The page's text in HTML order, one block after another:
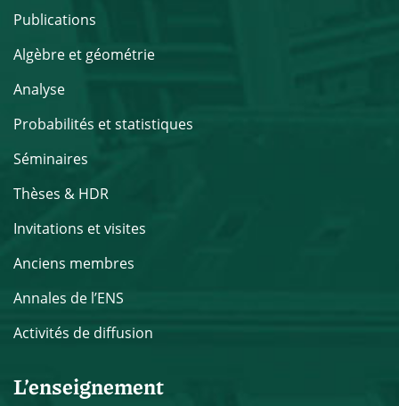
Publications
Algèbre et géométrie
Analyse
Probabilités et statistiques
Séminaires
Thèses & HDR
Invitations et visites
Anciens membres
Annales de l’ENS
Activités de diffusion
L’enseignement